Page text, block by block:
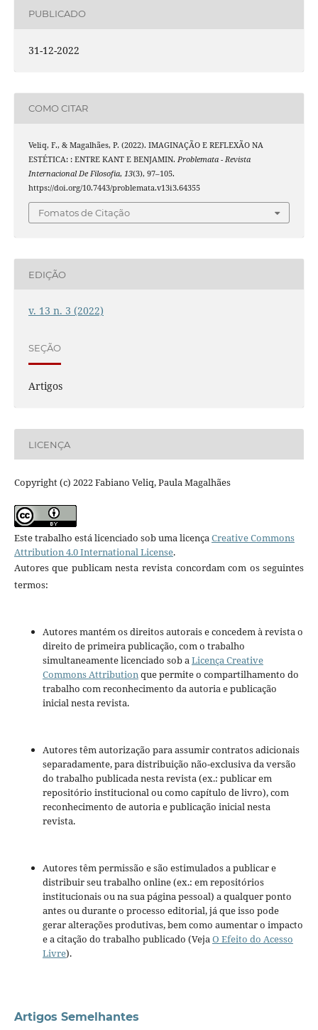
PUBLICADO
31-12-2022
COMO CITAR
Veliq, F., & Magalhães, P. (2022). IMAGINAÇÃO E REFLEXÃO NA
ESTÉTICA: : ENTRE KANT E BENJAMIN. Problemata - Revista
Internacional De Filosofia, 13(3), 97–105.
https://doi.org/10.7443/problemata.v13i3.64355
Fomatos de Citação
EDIÇÃO
v. 13 n. 3 (2022)
SEÇÃO
Artigos
LICENÇA
Copyright (c) 2022 Fabiano Veliq, Paula Magalhães
Este trabalho está licenciado sob uma licençaCreative Commons
Attribution 4.0 International License.
Autores que publicam nesta revista concordam com os seguintes
termos:
Autores mantém os direitos autorais e concedem à revista o
direito de primeira publicação, com o trabalho
simultaneamente licenciado sob aLicença Creative
Commons Attributionque permite o compartilhamento do
trabalho com reconhecimento da autoria e publicação
inicial nesta revista.
Autores têm autorização para assumir contratos adicionais
separadamente, para distribuição não-exclusiva da versão
do trabalho publicada nesta revista (ex.: publicar em
repositório institucional ou como capítulo de livro), com
reconhecimento de autoria e publicação inicial nesta
revista.
Autores têm permissão e são estimulados a publicar e
distribuir seu trabalho online (ex.: em repositórios
institucionais ou na sua página pessoal) a qualquer ponto
antes ou durante o processo editorial, já que isso pode
gerar alterações produtivas, bem como aumentar o impacto
e a citação do trabalho publicado (VejaO Efeito do Acesso
Livre).
Artigos Semelhantes